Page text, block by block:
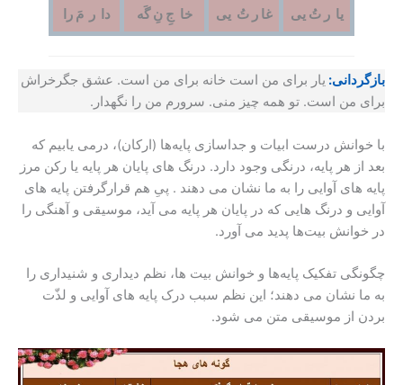
یا ر تُ یی غا ر تُ یی خا جِ نِ گَه دا ر مَ را
بازگردانی: یار برای من است خانه برای من است. عشق جگرخراش
برای من است. تو همه چیز منی. سرورم من را نگهدار.
با خوانش درست ابیات و جداسازی پایه‌ها (ارکان)، درمی یابیم که
بعد از هر پایه، درنگی وجود دارد. درنگ های پایان هر پایه یا رکن مرز
پایه های آوایی را به ما نشان می دهند . پیِ هم قرارگرفتن پایه های
آوایی و درنگ هایی که در پایان هر پایه می آید، موسیقی و آهنگی را
در خوانش بیت‌ها پدید می آورد.
چگونگی تفکیک پایه‌ها و خوانش بیت ها، نظم دیداری و شنیداری را
به ما نشان می دهند؛ این نظم سبب درک پایه های آوایی و لذّت
بردن از موسیقی متن می شود.